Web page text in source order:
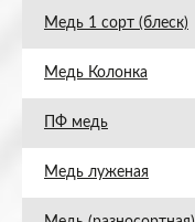
Медь 1 сорт (блеск)
Медь Колонка
ПФ медь
Медь луженая